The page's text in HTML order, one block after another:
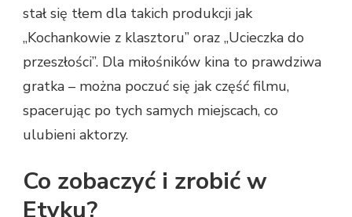
stał się tłem dla takich produkcji jak
„Kochankowie z klasztoru” oraz „Ucieczka do
przeszłości”. Dla miłośników kina to prawdziwa
gratka – można poczuć się jak część filmu,
spacerując po tych samych miejscach, co
ulubieni aktorzy.
Co zobaczyć i zrobić w
Etyku?